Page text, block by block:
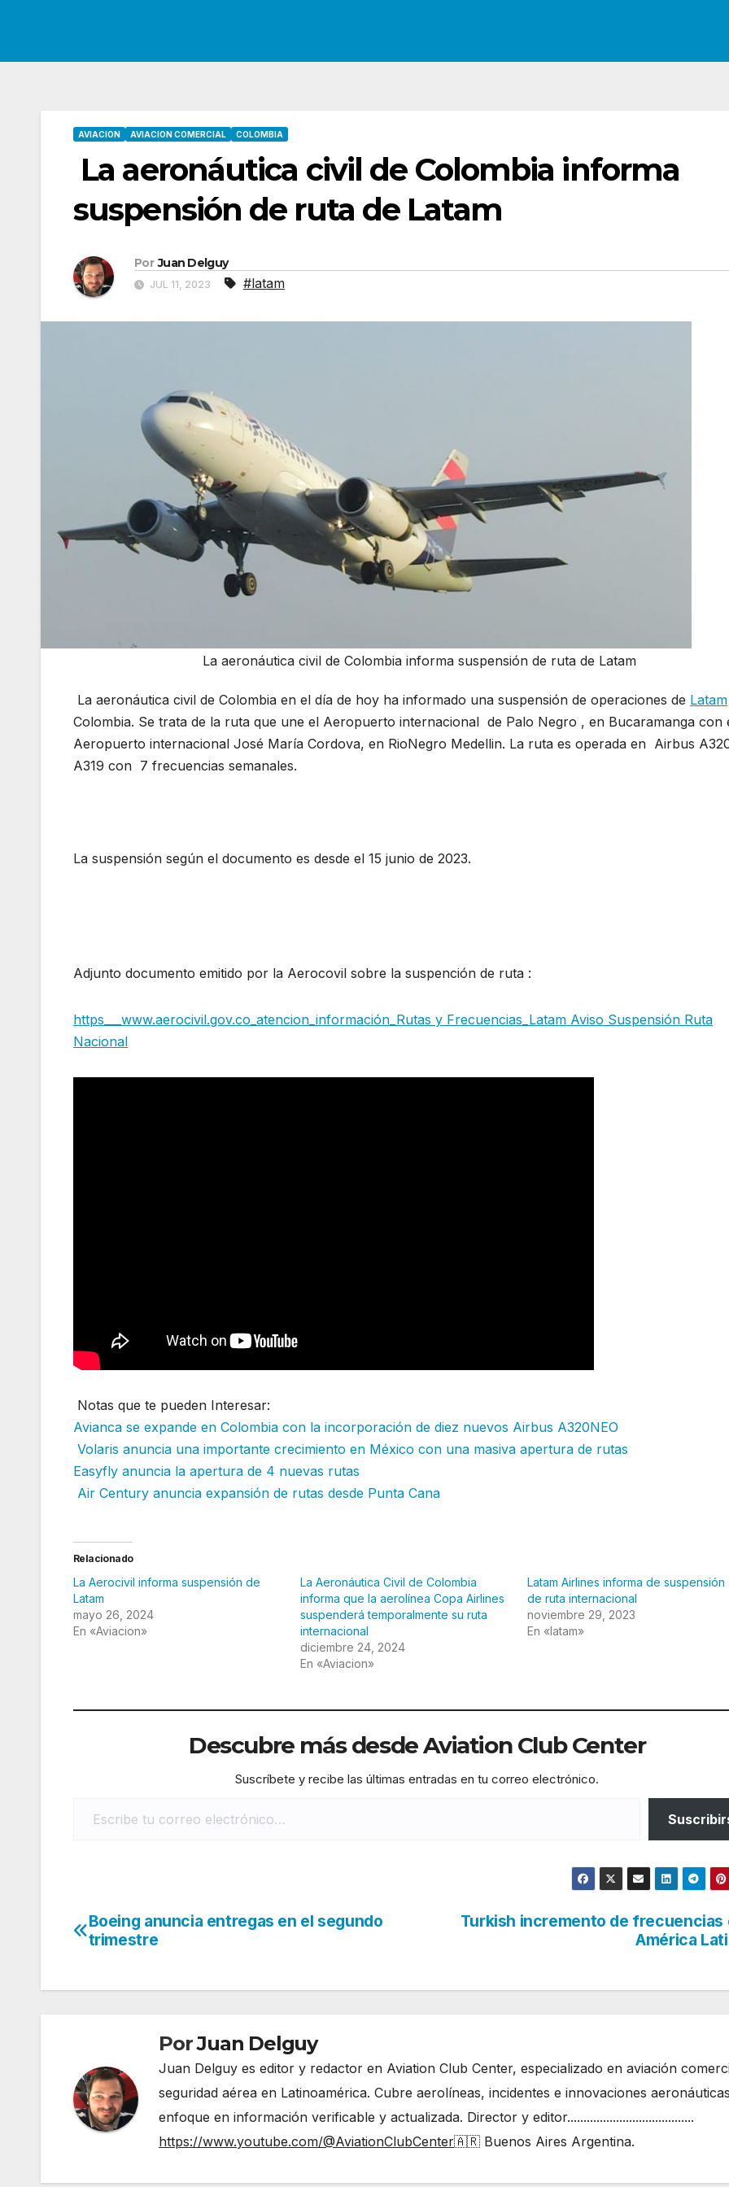
AVIACION AVIACION COMERCIAL COLOMBIA
La aeronáutica civil de Colombia informa
suspensión de ruta de Latam
Por Juan Delguy
JUL 11, 2023 #latam
La aeronáutica civil de Colombia informa suspensión de ruta de Latam
La aeronáutica civil de Colombia en el día de hoy ha informado una suspensión de operaciones de Latam
Colombia. Se trata de la ruta que une el Aeropuerto internacional de Palo Negro , en Bucaramanga con
Aeropuerto internacional José María Cordova, en RioNegro Medellin. La ruta es operada en Airbus
A319 con 7 frecuencias semanales.
La suspensión según el documento es desde el 15 junio de 2023.
Adjunto documento emitido por la Aerocovil sobre la suspención de ruta :
https___www.aerocivil.gov.co_atencion_información_Rutas y Frecuencias_Latam Aviso Suspensión Ruta
Nacional
Notas que te pueden Interesar:
Avianca se expande en Colombia con la incorporación de diez nuevos Airbus A320NEO
Volaris anuncia una importante crecimiento en México con una masiva apertura de rutas
Easyfly anuncia la apertura de 4 nuevas rutas
Air Century anuncia expansión de rutas desde Punta Cana
Relacionado
La Aerocivil informa suspensión de
Latam
mayo 26, 2024
En «Aviacion»
La Aeronáutica Civil de Colombia
informa que la aerolínea Copa Airlines
suspenderá temporalmente su ruta
internacional
diciembre 24, 2024
En «Aviacion»
Latam Airlines informa de suspensión
de ruta internacional
noviembre 29, 2023
En «latam»
Descubre más desde Aviation Club Center
Suscríbete y recibe las últimas entradas en tu correo electrónico.
Navegación
entradas
Turkish incremento de frecuencias
América
Boeing anuncia entregas en el segundo
trimestre
PorJuan Delguy
Juan Delguy es editor y redactor en Aviation Club Center, especializado en aviación
seguridad aérea en Latinoamérica. Cubre aerolíneas, incidentes e innovaciones
enfoque en información verificable y actualizada. Director y editor.......................................
https://www.youtube.com/@AviationClubCenter🇦🇷 Buenos Aires Argentina.